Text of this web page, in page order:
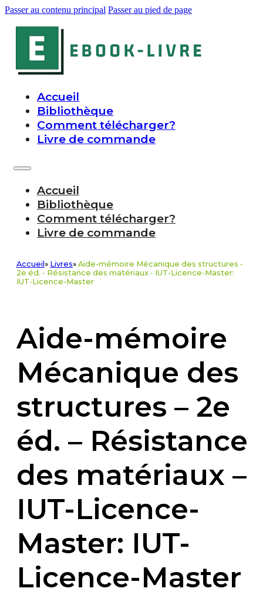
Passer au contenu principal Passer au pied de page
Accueil
Bibliothèque
Comment télécharger?
Livre de commande
Accueil
Bibliothèque
Comment télécharger?
Livre de commande
Accueil » Livres» Aide-mémoire Mécanique des structures -
2e éd. - Résistance des matériaux - IUT-Licence-Master:
IUT-Licence-Master
Aide-mémoire
Mécanique des
structures – 2e
éd. – Résistance
des matériaux –
IUT-Licence-
Master: IUT-
Licence-Master